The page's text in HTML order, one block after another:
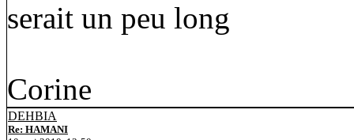
serait un peu long
Corine
DEHBIA
Re: HAMANI